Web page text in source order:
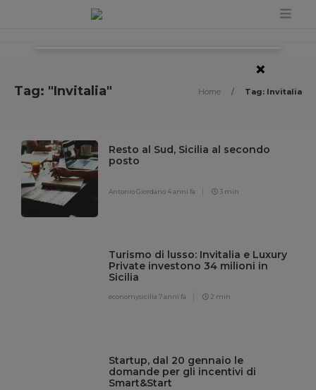
Tag: "Invitalia" Home / Tag: Invitalia
Resto al Sud, Sicilia al secondo
posto
Antonio Giordano 4 anni fa 3 min
Turismo di lusso: Invitalia e Luxury
Private investono 34 milioni in
Sicilia
economysicilia7 anni fa 2 min
Startup, dal 20 gennaio le
domande per gli incentivi di
Smart&Start
×